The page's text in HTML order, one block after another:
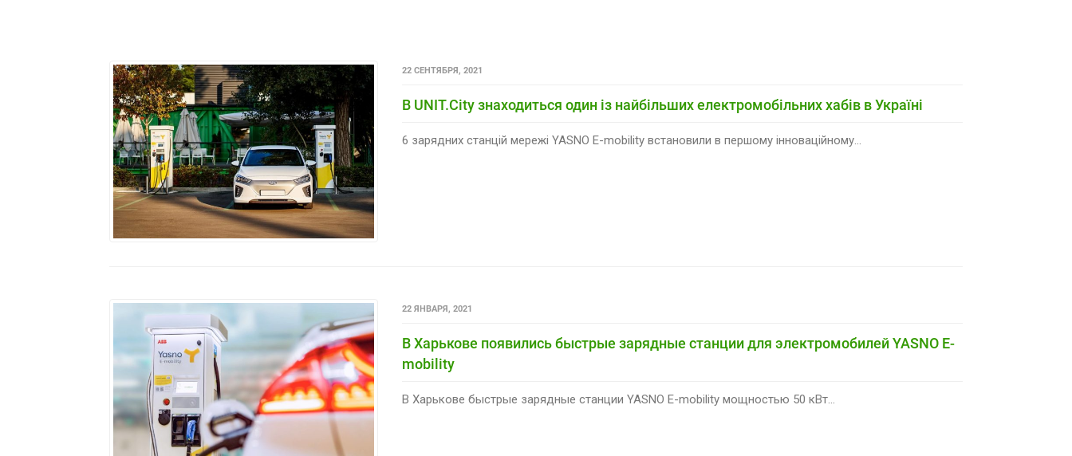
22 СЕНТЯБРЯ, 2021
В UNIT.City знаходиться один із найбільших електромобільних хабів в Україні
6 зарядних станцій мережі YASNO E-mobility встановили в першому інноваційному...
22 ЯНВАРЯ, 2021
В Харькове появились быстрые зарядные станции для электромобилей YASNO E-
mobility
В Харькове быстрые зарядные станции YASNO E-mobility мощностью 50 кВт...